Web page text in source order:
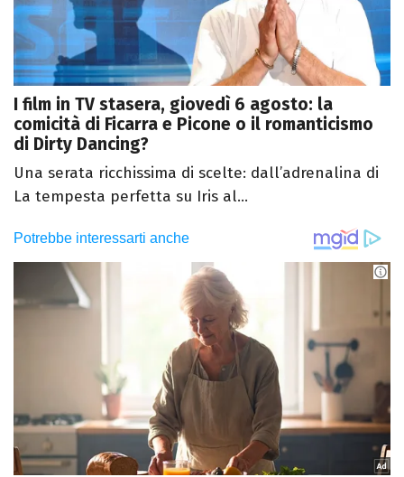
I film in TV stasera, giovedì 6 agosto: la
comicità di Ficarra e Picone o il romanticismo
di Dirty Dancing?
Una serata ricchissima di scelte: dall’adrenalina di
La tempesta perfetta su Iris al...